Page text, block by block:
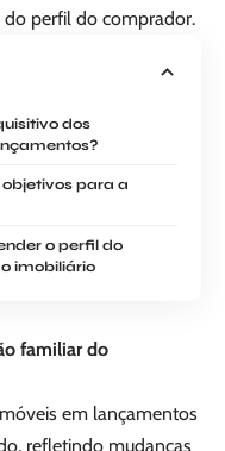
do perfil do comprador.
dos
para a
o perfil do
imobiliário
familiar do
em lançamentos
refletindo mudanças